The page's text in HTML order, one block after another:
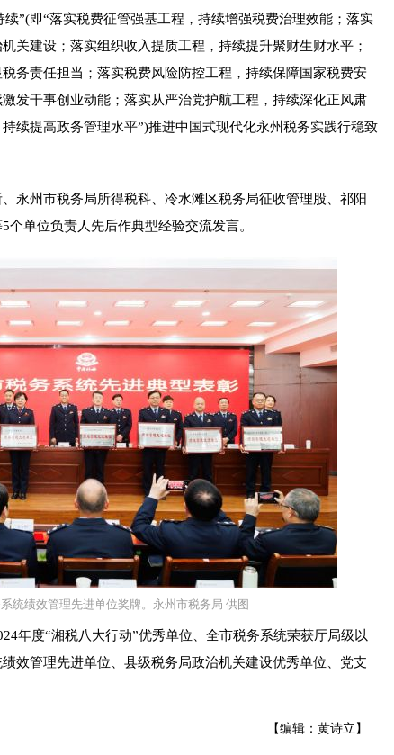
”(即“落实税费征管强基工程，持续增强税费治理效能；落实
关建设；落实组织收入提质工程，持续提升聚财生财水平；
务责任担当；落实税费风险防控工程，持续保障国家税费安
发干事创业动能；落实从严治党护航工程，持续深化正风肃
续提高政务管理水平”)推进中国式现代化永州税务实践行稳致
州市税务局所得税科、冷水滩区税务局征收管理股、祁阳
单位负责人先后作典型经验交流发言。
统绩效管理先进单位奖牌。永州市税务局 供图
度“湘税八大行动”优秀单位、全市税务系统荣获厅局级以
效管理先进单位、县级税务局政治机关建设优秀单位、党支
【编辑：黄诗立】